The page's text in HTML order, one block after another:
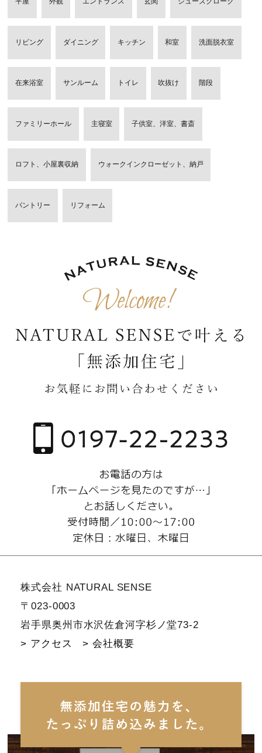
リビング ダイニング キッチン 和室 洗面脱衣室
在来浴室 サンルーム トイレ 吹抜け 階段
ファミリーホール 主寝室 子供室、洋室、書斎
ロフト、小屋裏収納 ウォークインクローゼット、納戸
パントリー リフォーム
株式会社 NATURAL SENSE
〒023-0003
岩手県奥州市水沢佐倉河字杉ノ堂73-2
> アクセス
> 会社概要